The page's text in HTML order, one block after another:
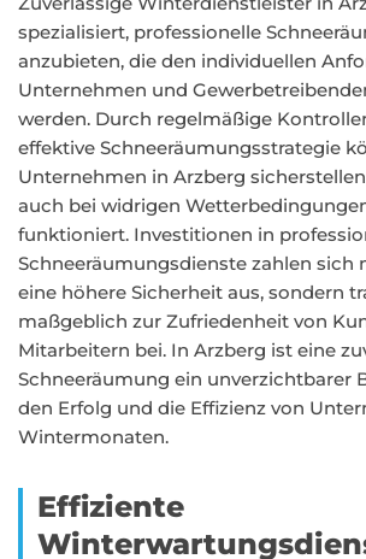
spezialisiert, professionelle
anzubieten, die den individuellen
Unternehmen und
werden. Durch regelmäßige
effektive Schneeräumungsstrategie
Unternehmen in Arzberg
auch bei widrigen
funktioniert. Investitionen in
Schneeräumungsdienste zahlen sich
eine höhere Sicherheit aus, sondern
maßgeblich zur Zufriedenheit von
Mitarbeitern bei. In Arzberg ist eine
Schneeräumung ein unverzichtbarer
den Erfolg und die Effizienz von
Wintermonaten.
Effiziente